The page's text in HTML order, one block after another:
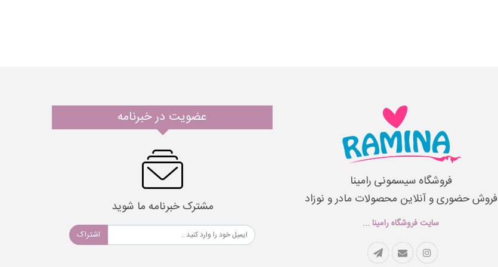
فروشگاه سیسمونی رامینا
فروش حضوری و آنلاین محصولات مادر و نوزاد
سایت فروشگاه رامینا ...
عضویت در خبرنامه
مشترک خبرنامه ما شوید
اشتراک